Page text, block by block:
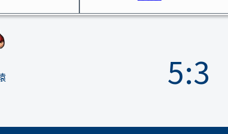
信兄弟 賽事詳情
5:3